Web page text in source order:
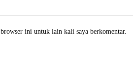
ini untuk lain kali saya berkomentar.